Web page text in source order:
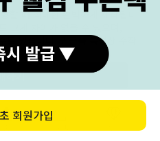
하기
할 때 최대한 완벽하게 제작됩니
있습니다. 귀금속 특성상 수작
세팅(간격, 깊이 등), 좌우 대칭 등
습니다. 사이즈로 인해 조립 또
불가능합니다. (A/S 요청 시 상
회원가입